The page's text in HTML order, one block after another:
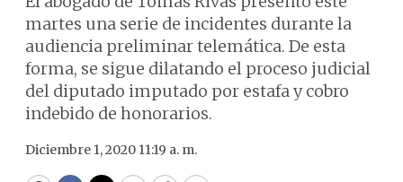
martes una serie de incidentes durante la
audiencia preliminar telemática. De esta
forma, se sigue dilatando el proceso judicial
del diputado imputado por estafa y cobro
indebido de honorarios.
Diciembre 1, 2020 11:19 a. m.